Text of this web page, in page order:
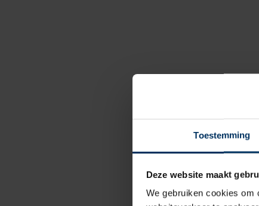
Toestemming
Deze website maakt
We gebruiken cookies om